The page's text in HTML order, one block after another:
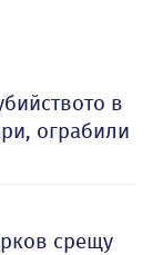
в
ограбили
срещу